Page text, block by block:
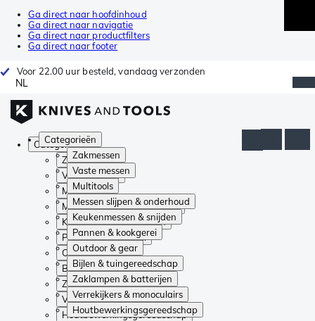
Ga direct naar hoofdinhoud
Ga direct naar navigatie
Ga direct naar productfilters
Ga direct naar footer
Voor 22.00 uur besteld, vandaag verzonden
NL
Categorieën
Zakmessen
Vaste messen
Multitools
Messen slijpen & onderhoud
Keukenmessen & snijden
Pannen & kookgerei
Outdoor & gear
Bijlen & tuingereedschap
Zaklampen & batterijen
Verrekijkers & monoculairs
Houtbewerkingsgereedschap
Categorieën
Zakmessen
Vaste messen
Multitools
Messen slijpen & onderhoud
Keukenmessen & snijden
Pannen & kookgerei
Outdoor & gear
Bijlen & tuingereedschap
Zaklampen & batterijen
Verrekijkers & monoculairs
Houtbewerkingsgereedschap